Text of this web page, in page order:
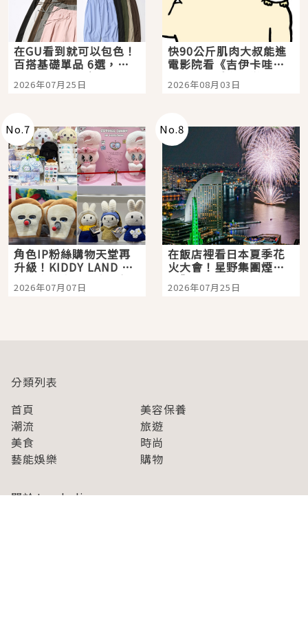
在GU看到就可以包色！
百搭基礎單品 6選，閉
眼全收也不心疼
2026年07月25日
快90公斤肌肉大叔能進
電影院看《吉伊卡哇》
嗎？日本重金屬樂團
「打首」會長與nagano
2026年08月03日
No.7
角色IP粉絲購物天堂再
升級！KIDDY LAND 原
宿店吉伊卡哇迎客，新
開幕 OMOKADO 店3分
2026年07月07日
No.8
在飯店裡看日本夏季花
火大會！星野集團煙火
景觀飯店6選，讓你不用
人擠人悠閒欣賞
2026年07月25日
分類列表
首頁
美容保養
潮流
旅遊
美食
時尚
藝能娛樂
購物
關於Japaholic